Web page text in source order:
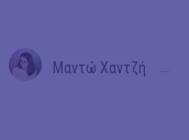
Μαντώ Χαντζή